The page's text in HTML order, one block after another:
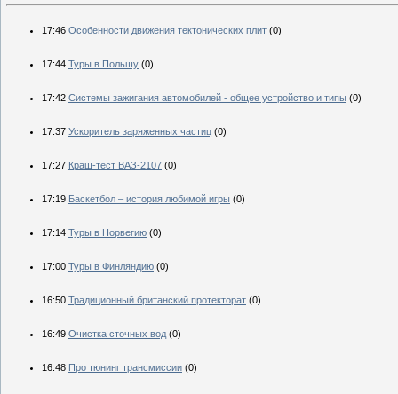
17:46 Особенности движения тектонических плит (0)
17:44 Туры в Польшу (0)
17:42 Системы зажигания автомобилей - общее устройство и типы (0)
17:37 Ускоритель заряженных частиц (0)
17:27 Краш-тест ВАЗ-2107 (0)
17:19 Баскетбол – история любимой игры (0)
17:14 Туры в Норвегию (0)
17:00 Туры в Финляндию (0)
16:50 Традиционный британский протекторат (0)
16:49 Очистка сточных вод (0)
16:48 Про тюнинг трансмиссии (0)